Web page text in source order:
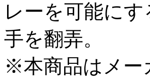
レーを可能に
手を翻弄。
※本商品はメー